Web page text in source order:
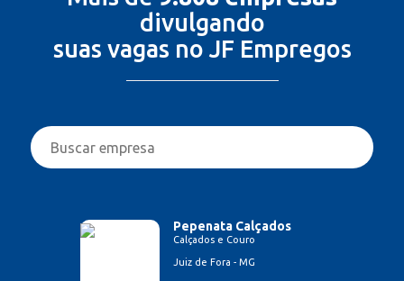
divulgando
suas vagas no JF Empregos
Pepenata Calçados
Calçados e Couro
Juiz de Fora - MG